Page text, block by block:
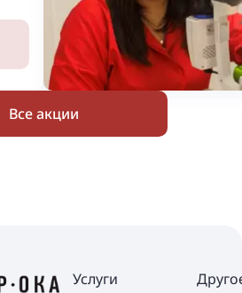
Все акции
Услуги